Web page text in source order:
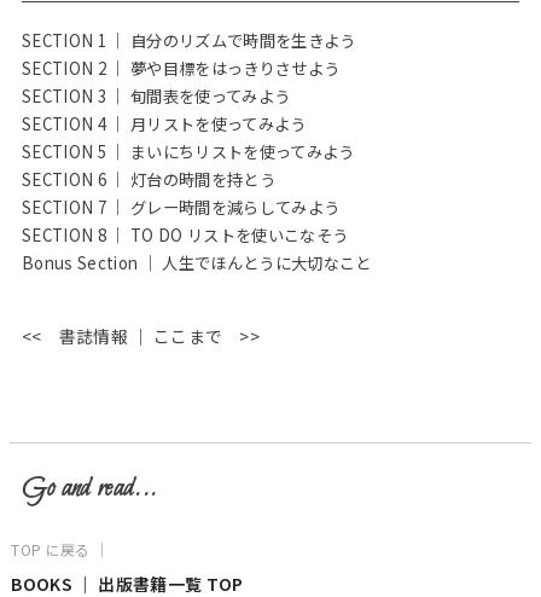
SECTION 1 ｜ 自分のリズムで時間を生きよう
SECTION 2 ｜ 夢や目標をはっきりさせよう
SECTION 3 ｜ 旬間表を使ってみよう
SECTION 4 ｜ 月リストを使ってみよう
SECTION 5 ｜ まいにちリストを使ってみよう
SECTION 6 ｜ 灯台の時間を持とう
SECTION 7 ｜ グレー時間を減らしてみよう
SECTION 8 ｜ TO DO リストを使いこなそう
Bonus Section ｜ 人生でほんとうに大切なこと
<< 書誌情報 ｜ ここまで >>
Go and read...
TOP に戻る ｜
BOOKS ｜ 出版書籍一覧 TOP